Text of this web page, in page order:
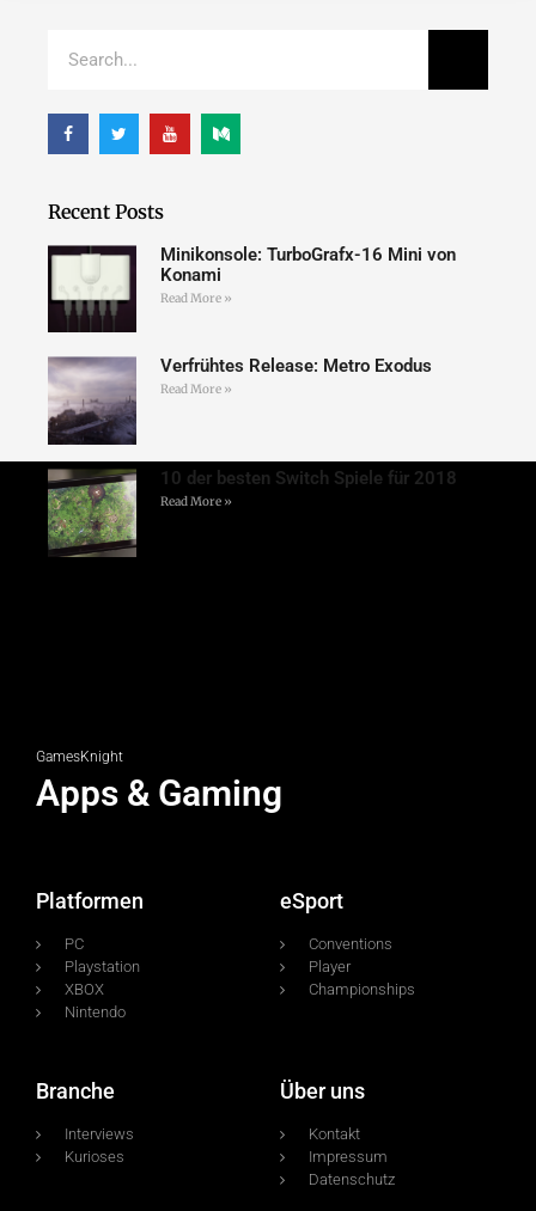
Recent Posts
Minikonsole: TurboGrafx-16 Mini von
Konami
Read More »
Verfrühtes Release: Metro Exodus
Read More »
10 der besten Switch Spiele für 2018
Read More »
GamesKnight
Apps & Gaming
Platformen
PC
Playstation
XBOX
Nintendo
eSport
Conventions
Player
Championships
Branche
Interviews
Kurioses
Über uns
Kontakt
Impressum
Datenschutz